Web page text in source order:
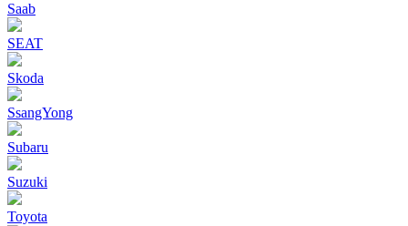
Saab
SEAT
Skoda
SsangYong
Subaru
Suzuki
Toyota